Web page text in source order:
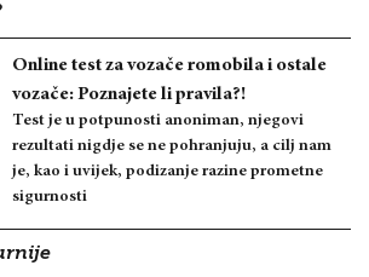
Online test za vozače romobila i ostale
vozače: Poznajete li pravila?!
Test je u potpunosti anoniman, njegovi
rezultati nigdje se ne pohranjuju, a cilj nam
je, kao i uvijek, podizanje razine prometne
sigurnosti